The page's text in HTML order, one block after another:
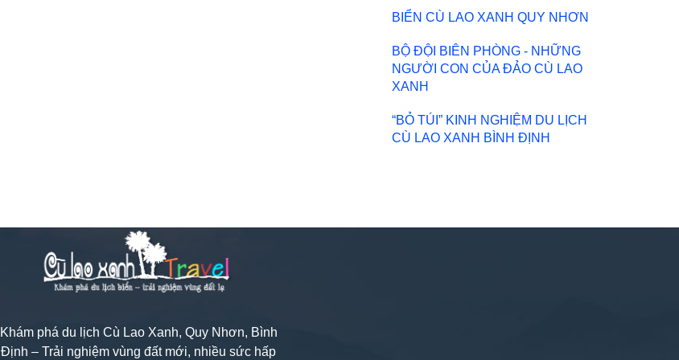
BIỂN CÙ LAO XANH QUY NHƠN
BỘ ĐỘI BIÊN PHÒNG - NHỮNG
NGƯỜI CON CỦA ĐẢO CÙ LAO
XANH
“BỎ TÚI” KINH NGHIỆM DU LỊCH
CÙ LAO XANH BÌNH ĐỊNH
Khám phá du lịch Cù Lao Xanh, Quy Nhơn, Bình
Định – Trải nghiệm vùng đất mới, nhiều sức hấp